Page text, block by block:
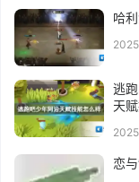
哈
逃
天
恋